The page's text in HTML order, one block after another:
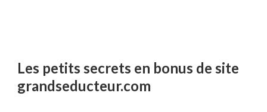
Les petits secrets en bonus de site
grandseducteur.com